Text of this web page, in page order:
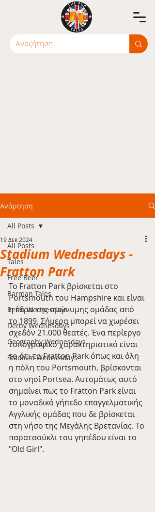
Ανάρτηση
All Posts
Tales
Free Beer
Barman Tales
Retro Wednesdays
Derby Wednesdays
Geography Wednesdays
Stadium Wednesdays
All Posts
Stadium Wednesdays -
Fratton Park
19 Δεκ 2024
Το Fratton Park βρίσκεται στο
Portsmouth του Hampshire και είναι
η έδρα της ομώνυμης ομάδας από
το 1899. Σήμερα μπορεί να χωρέσει
σχεδόν 21.000 θεατές. Ένα περίεργο
τοπογραφικό χαρακτηριστικό είναι
το ότι το Fratton Park όπως και όλη
η πόλη του Portsmouth, βρίσκονται
στο νησί Portsea. Αυτομάτως αυτό
σημαίνει πως το Fratton Park είναι
το μοναδικό γήπεδο επαγγελματικής
Αγγλικής ομάδας που δε βρίσκεται
στη νήσο της Μεγάλης Βρετανίας. Το
παρατσούκλι του γηπέδου είναι το
"Old Girl".